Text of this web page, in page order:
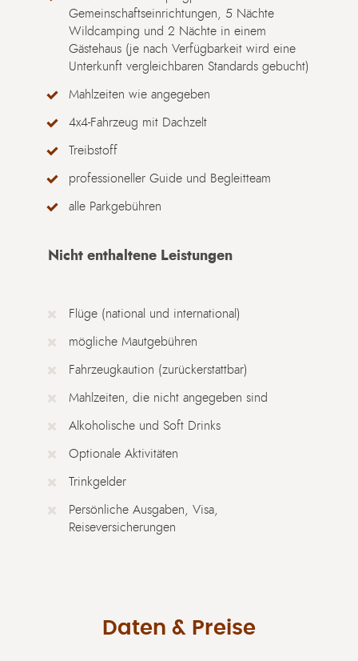
Gemeinschaftseinrichtungen, 5 Nächte
Wildcamping und 2 Nächte in einem
Gästehaus (je nach Verfügbarkeit wird eine
Unterkunft vergleichbaren Standards gebucht)
Mahlzeiten wie angegeben
4x4-Fahrzeug mit Dachzelt
Treibstoff
professioneller Guide und Begleitteam
alle Parkgebühren
Nicht enthaltene Leistungen
Flüge (national und international)
mögliche Mautgebühren
Fahrzeugkaution (zurückerstattbar)
Mahlzeiten, die nicht angegeben sind
Alkoholische und Soft Drinks
Optionale Aktivitäten
Trinkgelder
Persönliche Ausgaben, Visa,
Reiseversicherungen
Daten & Preise